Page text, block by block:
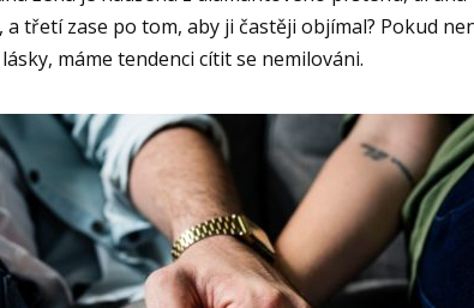
třetí zase po tom, aby ji častěji objímal? Pokud
máme tendenci cítit se nemilováni.